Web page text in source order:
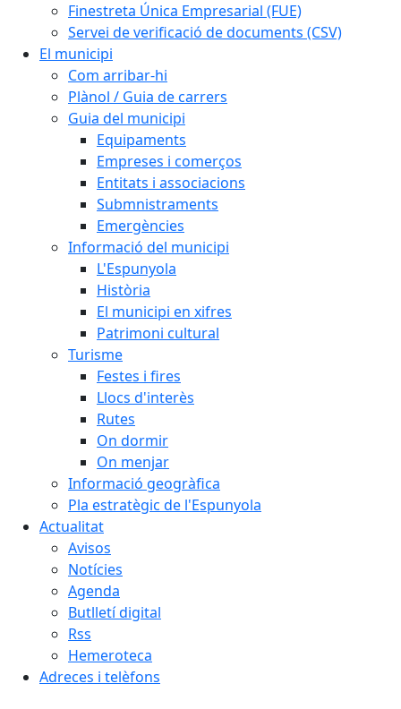
Finestreta Única Empresarial (FUE)
Servei de verificació de documents (CSV)
El municipi
Com arribar-hi
Plànol / Guia de carrers
Guia del municipi
Equipaments
Empreses i comerços
Entitats i associacions
Submnistraments
Emergències
Informació del municipi
L'Espunyola
Història
El municipi en xifres
Patrimoni cultural
Turisme
Festes i fires
Llocs d'interès
Rutes
On dormir
On menjar
Informació geogràfica
Pla estratègic de l'Espunyola
Actualitat
Avisos
Notícies
Agenda
Butlletí digital
Rss
Hemeroteca
Adreces i telèfons